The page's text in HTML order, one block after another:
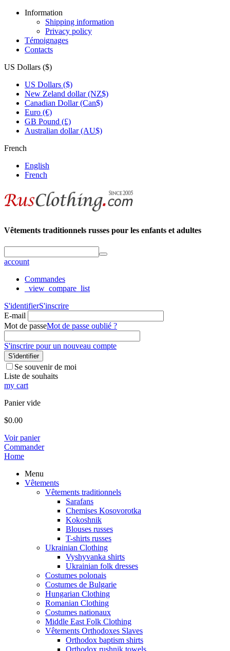
Information
Shipping information
Privacy policy
Témoignages
Contacts
US Dollars ($)
US Dollars ($)
New Zeland dollar (NZ$)
Canadian Dollar (Can$)
Euro (€)
GB Pound (£)
Australian dollar (AU$)
French
English
French
Vêtements traditionnels russes pour les enfants et adultes
account
Commandes
_view_compare_list
S'identifierS'inscrire
E-mail
Mot de passeMot de passe oublié ?
S'inscrire pour un nouveau compte
S'identifier
Se souvenir de moi
Liste de souhaits
my cart
Panier vide
$0.00
Voir panier
Commander
Home
Menu
Vêtements
Vêtements traditionnels
Sarafans
Chemises Kosovorotka
Kokoshnik
Blouses russes
T-shirts russes
Ukrainian Clothing
Vyshyvanka shirts
Ukrainian folk dresses
Costumes polonais
Costumes de Bulgarie
Hungarian Clothing
Romanian Clothing
Costumes nationaux
Middle East Folk Clothing
Vêtements Orthodoxes Slaves
Orthodox baptism shirts
Orthodox rushnik towels